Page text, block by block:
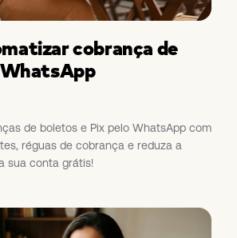
cobrança de
de boletos e Pix pelo WhatsApp com
réguas de cobrança e reduza a
sua conta grátis!